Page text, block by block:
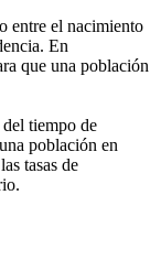
entre el nacimiento
En
que una población
tiempo de
población en
tasas de